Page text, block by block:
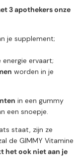
3 apothekers onze
je supplement;
energie ervaart;
worden in je
in een gummy
een snoepje.
staat, zijn ze
de GIMMY Vitamine
het ook niet aan je